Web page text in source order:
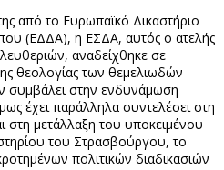
από το Ευρωπαϊκό Δικαστήριο
(ΕΔΔΑ), η ΕΣΔΑ, αυτός ο ατελής
αναδείχθηκε σε
θεολογίας των θεμελιωδών
συμβάλει στην ενδυνάμωση
έχει παράλληλα συντελέσει στη
στη μετάλλαξη του υποκειμένου
του Στρασβούργου, το
πολιτικών διαδικασιών